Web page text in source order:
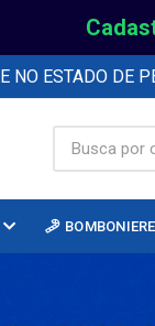
NO ESTADO DE
BOMBONIERE